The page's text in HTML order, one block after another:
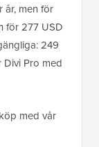
år, men för
för 277 USD
249
Pro med
med vår